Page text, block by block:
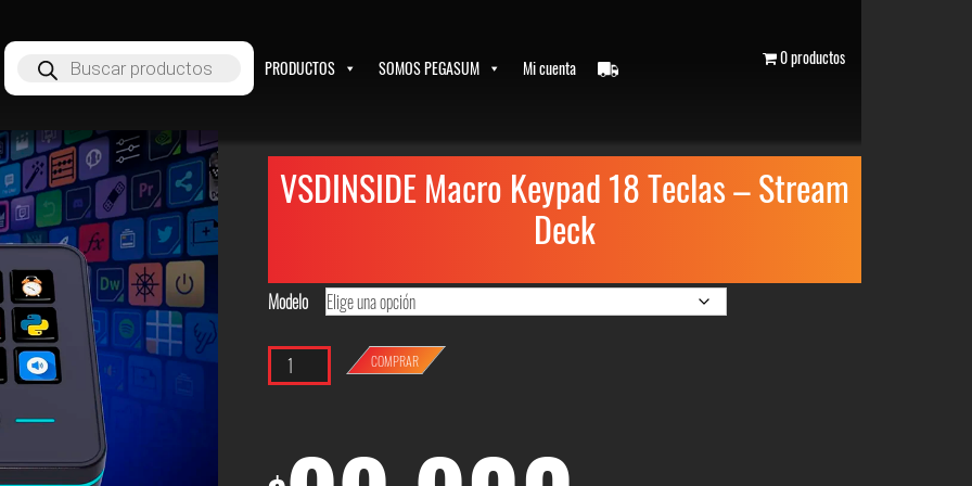
Búsqueda
productos
PRODUCTOS SOMOS PEGASUM Mi cuenta 0 productos
VSDINSIDE Macro Keypad 18 Teclas – Stream
Deck
Modelo
Cantidad COMPRAR